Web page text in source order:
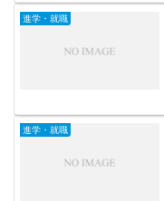
進学・就職
進学・就職